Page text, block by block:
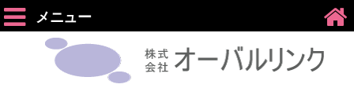
メニュー